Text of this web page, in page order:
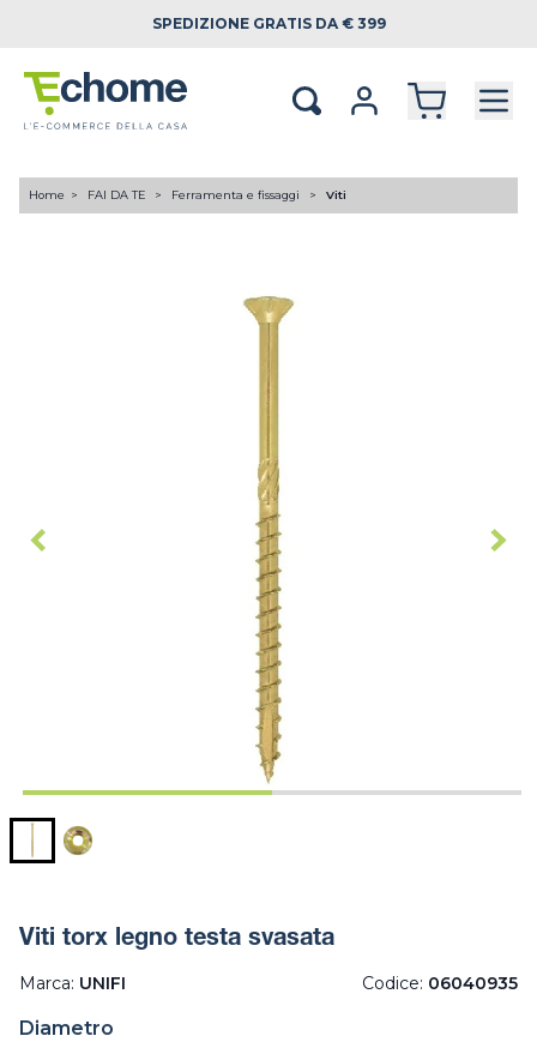
SPEDIZIONE GRATIS DA € 399
Home FAI DA TE Ferramenta e fissaggi Viti
Viti torx legno testa svasata
Marca: UNIFI Codice: 06040935
Diametro